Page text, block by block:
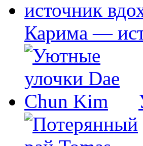
Карима —